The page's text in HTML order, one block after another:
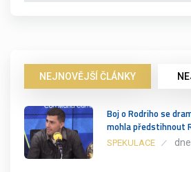
NEJNOVĚJŠÍ ČLÁNKY
Boj o Rodriho se
mohla předstihnout
SPEKULACE